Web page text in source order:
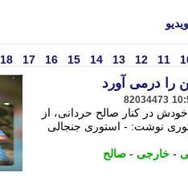
11
12
13
14
15
16
17
18
را درمی آورد
82034473
در کنار صالح حردانی، از
نوشت: - استوری جنجالی
- خارجی - صالح